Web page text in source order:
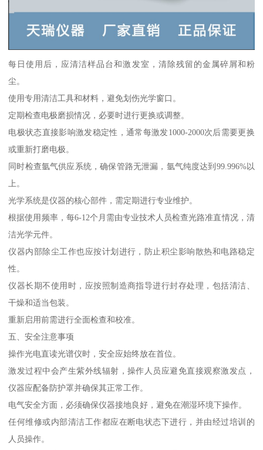
每日使用后，应清洁样品台和激发室，清除残留的金属碎屑和粉
尘。
使用专用清洁工具和材料，避免划伤光学窗口。
定期检查电极磨损情况，必要时进行更换或调整。
电极状态直接影响激发稳定性，通常每激发1000-2000次后需要更换
或重新打磨电极。
同时检查氩气供应系统，确保管路无泄漏，氩气纯度达到99.996%以
上。
光学系统是仪器的核心部件，需定期进行专业维护。
根据使用频率，每6-12个月需由专业技术人员检查光路准直情况，清
洁光学元件。
仪器内部除尘工作也应按计划进行，防止积尘影响散热和电路稳定
性。
仪器长期不使用时，应按照制造商指导进行封存处理，包括清洁、
干燥和适当包装。
重新启用前需进行全面检查和校准。
五、安全注意事项
操作光电直读光谱仪时，安全应始终放在首位。
激发过程中会产生紫外线辐射，操作人员应避免直接观察激发点，
仪器应配备防护罩并确保其正常工作。
电气安全方面，必须确保仪器接地良好，避免在潮湿环境下操作。
任何维修或内部清洁工作都应在断电状态下进行，并由经过培训的
人员操作。